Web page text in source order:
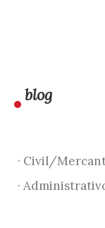
blog
· Civil/
·